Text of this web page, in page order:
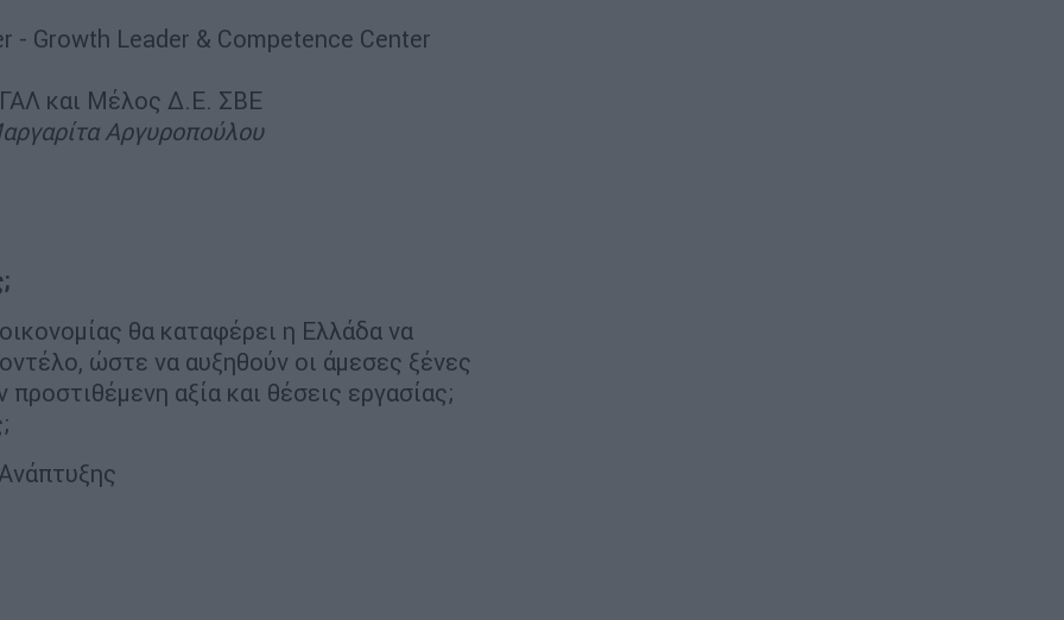
- Growth Leader & Competence Center
και Μέλος Δ.Ε. ΣΒΕ
Αργυροπούλου
θα καταφέρει η Ελλάδα να
ώστε να αυξηθούν οι άμεσες ξένες
αξία και θέσεις εργασίας;